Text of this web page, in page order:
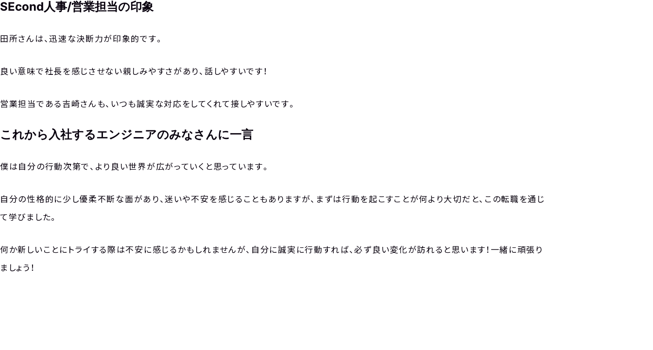
SEcond人事/営業担当の印象
田所さんは、迅速な決断力が印象的です。
良い意味で社長を感じさせない親しみやすさがあり、話しやすいです！
営業担当である吉崎さんも、いつも誠実な対応をしてくれて接しやすいです。
これから入社するエンジニアのみなさんに一言
僕は自分の行動次第で、より良い世界が広がっていくと思っています。
自分の性格的に少し優柔不断な面があり、迷いや不安を感じることもありますが、まずは行動を起こすことが何より大切だと、この転職を通じ
て学びました。
何か新しいことにトライする際は不安に感じるかもしれませんが、自分に誠実に行動すれば、必ず良い変化が訪れると思います！一緒に頑張り
ましょう！